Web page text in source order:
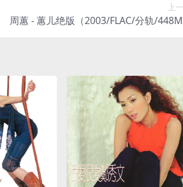
上
周蕙 - 蕙儿绝版（2003/FLAC/分轨/448M